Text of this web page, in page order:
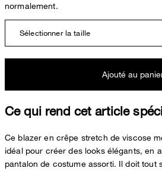
normalement.
Sélectionner la taille
Ajouté au
Ce qui rend cet article
Ce blazer en crêpe stretch de viscose
idéal pour créer des looks élégants, en
pantalon de costume assorti. Il doit tout